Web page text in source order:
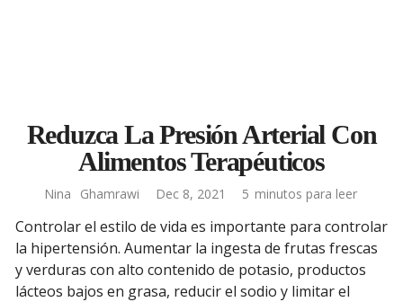
Reduzca La Presión Arterial Con
Alimentos Terapéuticos
Nina Ghamrawi Dec 8, 2021 5 minutos para leer
Controlar el estilo de vida es importante para controlar
la hipertensión. Aumentar la ingesta de frutas frescas
y verduras con alto contenido de potasio, productos
lácteos bajos en grasa, reducir el sodio y limitar el